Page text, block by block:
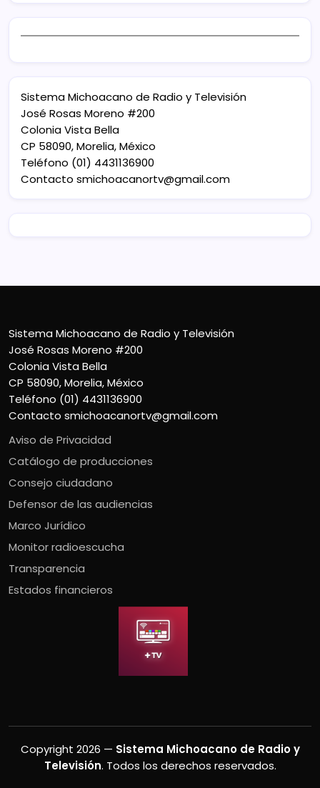
Sistema Michoacano de Radio y Televisión
José Rosas Moreno #200
Colonia Vista Bella
CP 58090, Morelia, México
Teléfono (01) 4431136900
Contacto smichoacanortv@gmail.com
Sistema Michoacano de Radio y Televisión
José Rosas Moreno #200
Colonia Vista Bella
CP 58090, Morelia, México
Teléfono (01) 4431136900
Contacto smichoacanortv@gmail.com
Aviso de Privacidad
Catálogo de producciones
Consejo ciudadano
Defensor de las audiencias
Marco Jurídico
Monitor radioescucha
Transparencia
Estados financieros
Copyright 2026 — Sistema Michoacano de Radio y
Televisión. Todos los derechos reservados.